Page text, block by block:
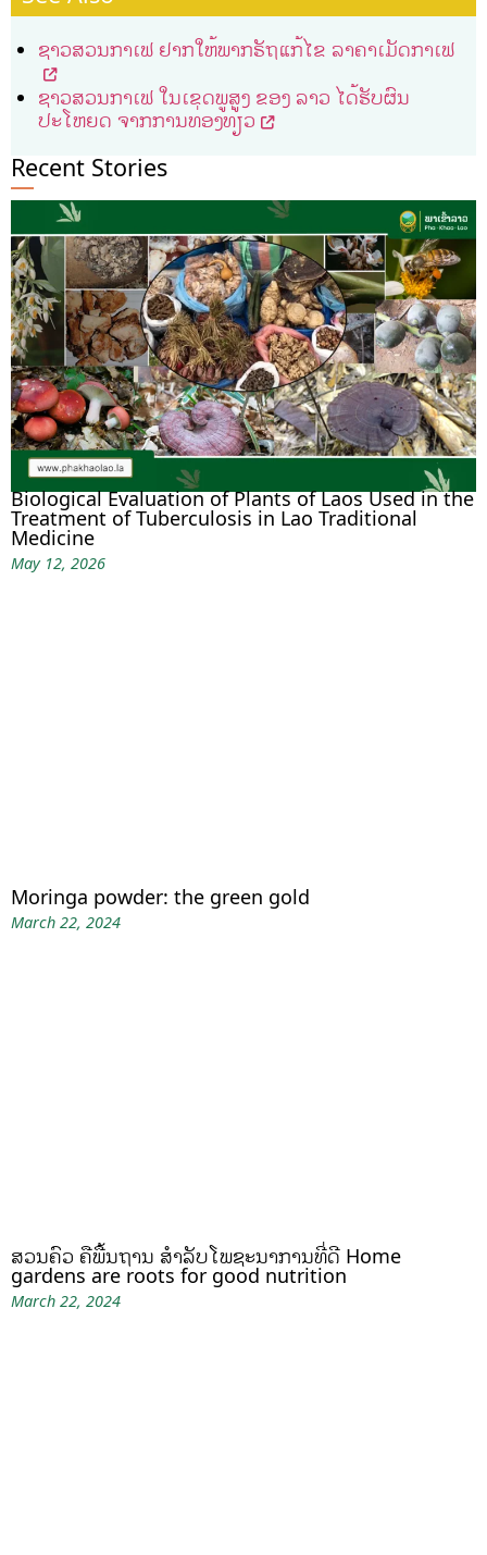
ຊາວສວນກາເຟ ຢາກໃຫ້ພາກຣັຖແກ້ໄຂ ລາຄາເມັດກາເຟ
ຊາວສວນກາເຟ ໃນເຂດພູສູງ ຂອງ ລາວ ໄດ້ຮັບຜົນ
ປະໂຫຍດ ຈາກການທ່ອງທ່ຽວ
Recent Stories
Biological Evaluation of Plants of Laos Used in the
Treatment of Tuberculosis in Lao Traditional
Medicine
May 12, 2026
Moringa powder: the green gold
March 22, 2024
ສວນຄົວ ຄືພື້ນຖານ ສໍາລັບໂພຊະນາການທີ່ດີ Home
gardens are roots for good nutrition
March 22, 2024